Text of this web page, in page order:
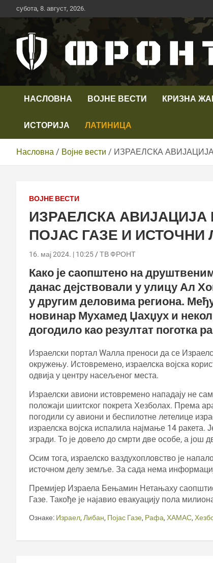
Скип
то
субота, 8. август, 2026.
Телевизија ФРОНТ
НАСЛОВНА ВОЈНЕ ВЕСТИ КРИЗНА
ИСТОРИЈА ЛАТИНИЦА
Насловна Војне вести ИЗРАЕЛСКА
ВОЈНЕ ВЕСТИ
ИЗРАЕЛСКА
ПОЈАС ГАЗЕ И ИСТОЧНИ
16. мај 2024. | 10:25 ТВ ФРОНТ
Како је саопштено на
данас дејствовали у улицу Ал
у другим деловима региона.
новинар Мухамед Џахџух и
догодило као резултат поготка
Израелски портал Wалла преноси да се
окружењу. Истовремено, израелска војска
одвија у центру насељеног места.
Израелски авиони истовремено нападају не
положаји шиитског покрета Хезболах. Према
погодили су авиони и беспилотне летелице
израелска војска испалила најмање 14 ракета.
згради. То је довело до смрти две особе, а још
Осим тога, израелско ваздухопловство је
источном делу земље. За сада нема
Премијер Израела Бењамин Нетањаху саопштио
Газе. Такође је најавио евакуацију пола
Ознаке: Израел, Либан, Појас Газе, Рафа, ХАМАС,